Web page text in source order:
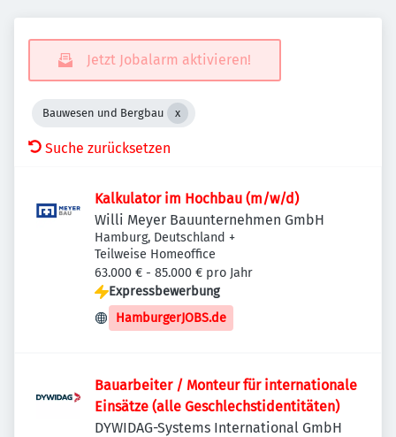
Jetzt Jobalarm aktivieren!
Bauwesen und Bergbau
Suche zurücksetzen
Kalkulator im Hochbau (m/w/d)
Willi Meyer Bauunternehmen GmbH
Hamburg, Deutschland +
Teilweise Homeoffice
63.000 € - 85.000 € pro Jahr
Expressbewerbung
HamburgerJOBS.de
Bauarbeiter / Monteur für internationale
Einsätze (alle Geschlechstidentitäten)
DYWIDAG-Systems International GmbH